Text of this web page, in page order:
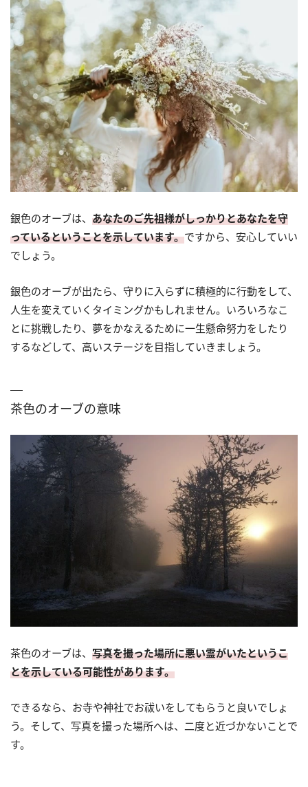
銀色のオーブは、 あなたのご先祖様がしっかりとあなたを守
っているということを示しています。ですから、安心していい
でしょう。
銀色のオーブが出たら、守りに入らずに積極的に行動をして、
人生を変えていくタイミングかもしれません。いろいろなこ
とに挑戦したり、夢をかなえるために一生懸命努力をしたり
するなどして、高いステージを目指していきましょう。
茶色のオーブの意味
茶色のオーブは、 写真を撮った場所に悪い霊がいたというこ
とを示している可能性があります。
できるなら、お寺や神社でお祓いをしてもらうと良いでしょ
う。そして、写真を撮った場所へは、二度と近づかないことで
す。